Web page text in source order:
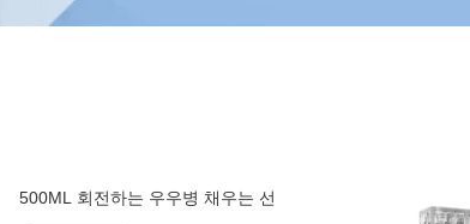
500ML 회전하는 우우병 채우는 선